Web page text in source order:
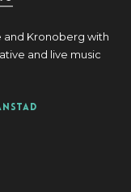
and Kronoberg with
and live music